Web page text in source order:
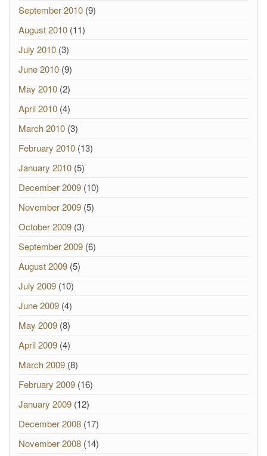
September 2010 (9)
August 2010 (11)
July 2010 (3)
June 2010 (9)
May 2010 (2)
April 2010 (4)
March 2010 (3)
February 2010 (13)
January 2010 (5)
December 2009 (10)
November 2009 (5)
October 2009 (3)
September 2009 (6)
August 2009 (5)
July 2009 (10)
June 2009 (4)
May 2009 (8)
April 2009 (4)
March 2009 (8)
February 2009 (16)
January 2009 (12)
December 2008 (17)
November 2008 (14)